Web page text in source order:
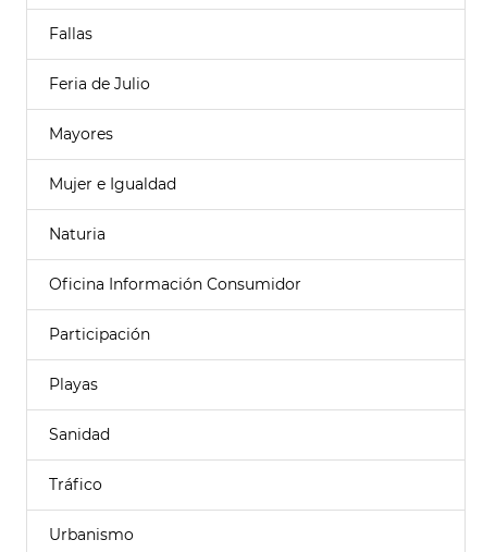
Fallas
Feria de Julio
Mayores
Mujer e Igualdad
Naturia
Oficina Información Consumidor
Participación
Playas
Sanidad
Tráfico
Urbanismo